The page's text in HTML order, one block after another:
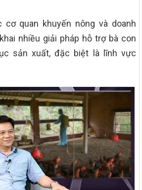
cơ quan khuyến nông và doanh
nhiều giải pháp hỗ trợ bà con
sản xuất, đặc biệt là lĩnh vực